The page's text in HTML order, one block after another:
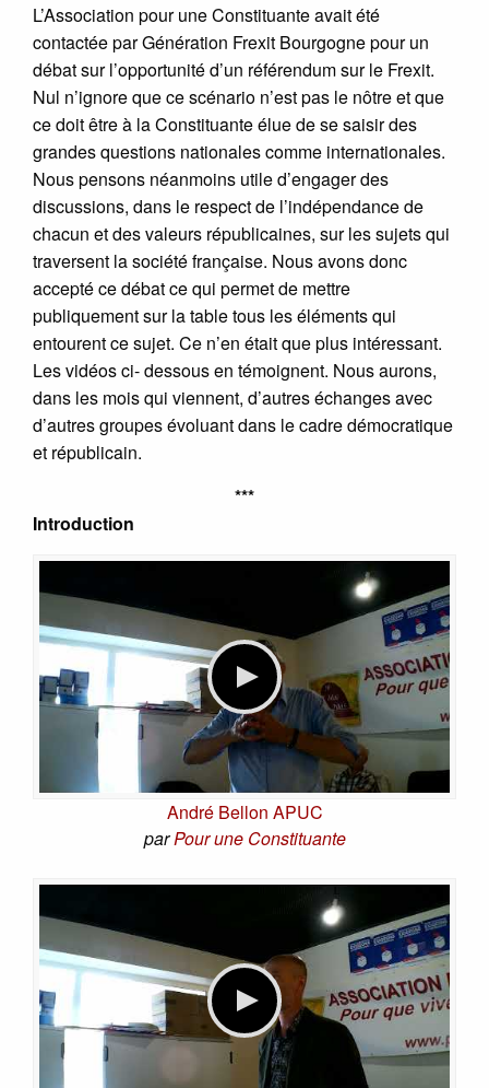
L’Association pour une Constituante avait été
contactée par Génération Frexit Bourgogne pour un
débat sur l’opportunité d’un référendum sur le Frexit.
Nul n’ignore que ce scénario n’est pas le nôtre et que
ce doit être à la Constituante élue de se saisir des
grandes questions nationales comme internationales.
Nous pensons néanmoins utile d’engager des
discussions, dans le respect de l’indépendance de
chacun et des valeurs républicaines, sur les sujets qui
traversent la société française. Nous avons donc
accepté ce débat ce qui permet de mettre
publiquement sur la table tous les éléments qui
entourent ce sujet. Ce n’en était que plus intéressant.
Les vidéos ci- dessous en témoignent. Nous aurons,
dans les mois qui viennent, d’autres échanges avec
d’autres groupes évoluant dans le cadre démocratique
et républicain.
***
Introduction
André Bellon APUC
parPour une Constituante